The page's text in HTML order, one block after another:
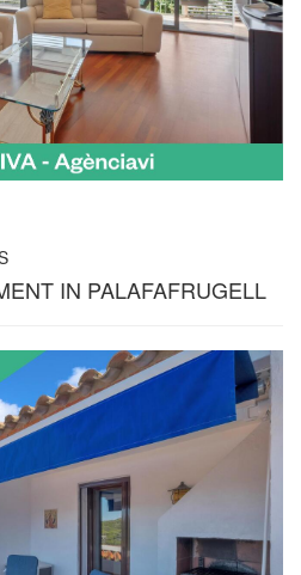
IN PALAFAFRUGELL